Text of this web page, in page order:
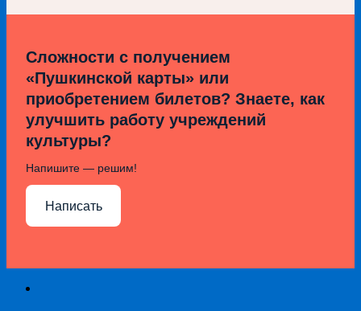
Сложности с получением
«Пушкинской карты» или
приобретением билетов? Знаете, как
улучшить работу учреждений
культуры?
Напишите — решим!
Написать